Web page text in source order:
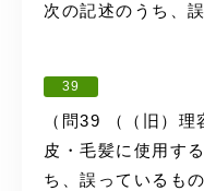
次の記述のうち、
39
（問39 （（旧）
皮・毛髪に使用す
ち、誤っているも